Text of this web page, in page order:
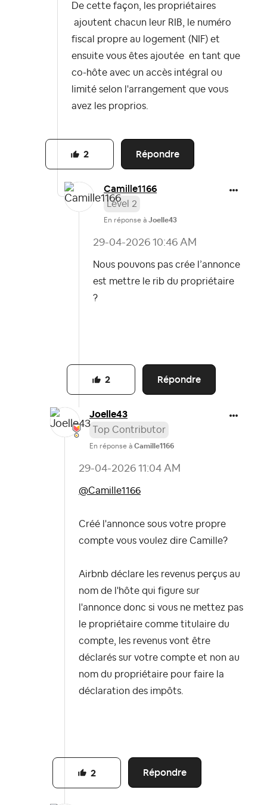
De cette façon, les propriétaires
ajoutent chacun leur RIB, le numéro
fiscal propre au logement (NIF) et
ensuite vous êtes ajoutée en tant que
co-hôte avec un accès intégral ou
limité selon l'arrangement que vous
avez les proprios.
Répondre
2
Camille1166
Level 2
En réponse à Joelle43
‎29-04-2026 10:46 AM
Nous pouvons pas crée l’annonce
est mettre le rib du propriétaire
?
Répondre
2
Joelle43
Top Contributor
En réponse à Camille1166
‎29-04-2026 11:04 AM
@Camille1166
Créé l'annonce sous votre propre
compte vous voulez dire Camille?
Airbnb déclare les revenus perçus au
nom de l'hôte qui figure sur
l'annonce donc si vous ne mettez pas
le propriétaire comme titulaire du
compte, les revenus vont être
déclarés sur votre compte et non au
nom du propriétaire pour faire la
déclaration des impôts.
Répondre
2